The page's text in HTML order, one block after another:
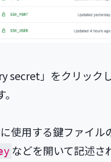
secret」をクリック
に使用する鍵ファイル
などを開いて記述さ